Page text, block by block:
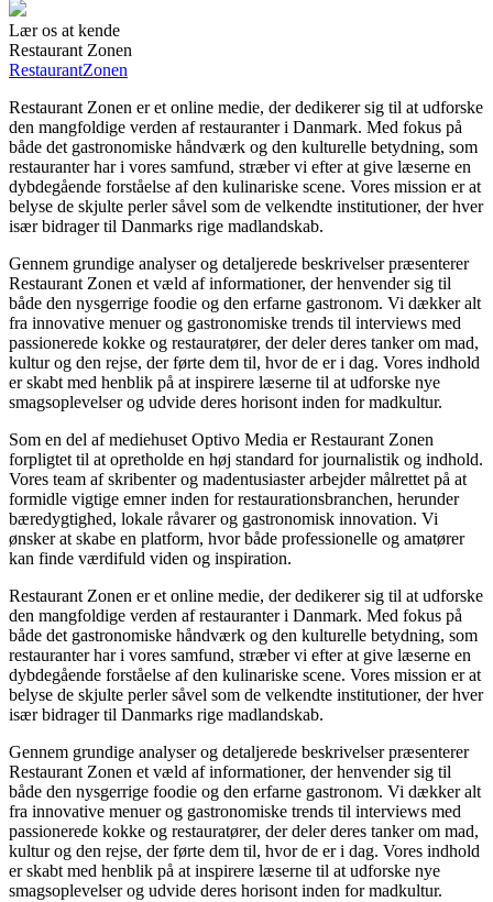
Lær os at kende
Restaurant Zonen
RestaurantZonen
Restaurant Zonen er et online medie, der dedikerer sig til at udforske
den mangfoldige verden af restauranter i Danmark. Med fokus på
både det gastronomiske håndværk og den kulturelle betydning, som
restauranter har i vores samfund, stræber vi efter at give læserne en
dybdegående forståelse af den kulinariske scene. Vores mission er at
belyse de skjulte perler såvel som de velkendte institutioner, der hver
især bidrager til Danmarks rige madlandskab.
Gennem grundige analyser og detaljerede beskrivelser præsenterer
Restaurant Zonen et væld af informationer, der henvender sig til
både den nysgerrige foodie og den erfarne gastronom. Vi dækker alt
fra innovative menuer og gastronomiske trends til interviews med
passionerede kokke og restauratører, der deler deres tanker om mad,
kultur og den rejse, der førte dem til, hvor de er i dag. Vores indhold
er skabt med henblik på at inspirere læserne til at udforske nye
smagsoplevelser og udvide deres horisont inden for madkultur.
Som en del af mediehuset Optivo Media er Restaurant Zonen
forpligtet til at opretholde en høj standard for journalistik og indhold.
Vores team af skribenter og madentusiaster arbejder målrettet på at
formidle vigtige emner inden for restaurationsbranchen, herunder
bæredygtighed, lokale råvarer og gastronomisk innovation. Vi
ønsker at skabe en platform, hvor både professionelle og amatører
kan finde værdifuld viden og inspiration.
Restaurant Zonen er et online medie, der dedikerer sig til at udforske
den mangfoldige verden af restauranter i Danmark. Med fokus på
både det gastronomiske håndværk og den kulturelle betydning, som
restauranter har i vores samfund, stræber vi efter at give læserne en
dybdegående forståelse af den kulinariske scene. Vores mission er at
belyse de skjulte perler såvel som de velkendte institutioner, der hver
især bidrager til Danmarks rige madlandskab.
Gennem grundige analyser og detaljerede beskrivelser præsenterer
Restaurant Zonen et væld af informationer, der henvender sig til
både den nysgerrige foodie og den erfarne gastronom. Vi dækker alt
fra innovative menuer og gastronomiske trends til interviews med
passionerede kokke og restauratører, der deler deres tanker om mad,
kultur og den rejse, der førte dem til, hvor de er i dag. Vores indhold
er skabt med henblik på at inspirere læserne til at udforske nye
smagsoplevelser og udvide deres horisont inden for madkultur.